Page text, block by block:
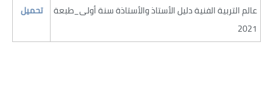
​تحميل
​عالم التربية الفنية دليل الأستاذ والأستاذة سنة أولى_طبعة
2021